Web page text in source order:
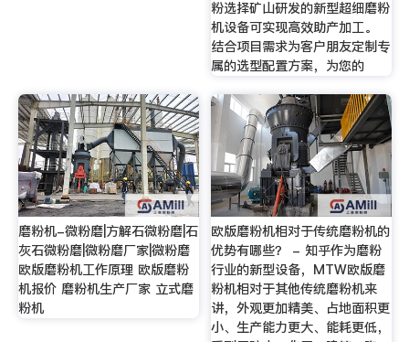
粉选择矿山研发的新型超细磨粉
机设备可实现高效助产加工。
结合项目需求为客户朋友定制专
属的选型配置方案，为您的
磨粉机-微粉磨|方解石微粉磨|石
灰石微粉磨|微粉磨厂家|微粉磨
欧版磨粉机工作原理 欧版磨粉
机报价 磨粉机生产厂家 立式磨
粉机
欧版磨粉机相对于传统磨粉机的
优势有哪些？ - 知乎作为磨粉
行业的新型设备，MTW欧版磨
粉机相对于其他传统磨粉机来
讲，外观更加精美、占地面积更
小、生产能力更大、能耗更低，